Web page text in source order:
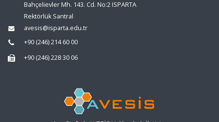
Bahçelievler Mh. 143. Cd. No:2 ISPARTA
Rektörlük Santral
avesis@isparta.edu.tr
+90 (246) 214 60 00
+90 (246) 228 30 06